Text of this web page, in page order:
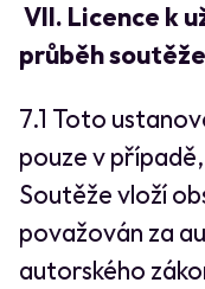
VII. Licence k
průběh soutěže
7.1 Toto
pouze v
Soutěže vloží
považován za
autorského